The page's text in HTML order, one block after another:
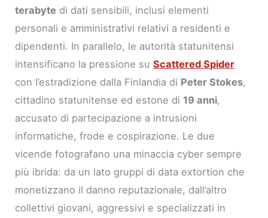
terabyte di dati sensibili, inclusi elementi
personali e amministrativi relativi a residenti e
dipendenti. In parallelo, le autorità statunitensi
intensificano la pressione suScattered Spider
con l’estradizione dalla Finlandia di Peter Stokes,
cittadino statunitense ed estone di 19 anni,
accusato di partecipazione a intrusioni
informatiche, frode e cospirazione. Le due
vicende fotografano una minaccia cyber sempre
più ibrida: da un lato gruppi di data extortion che
monetizzano il danno reputazionale, dall’altro
collettivi giovani, aggressivi e specializzati in